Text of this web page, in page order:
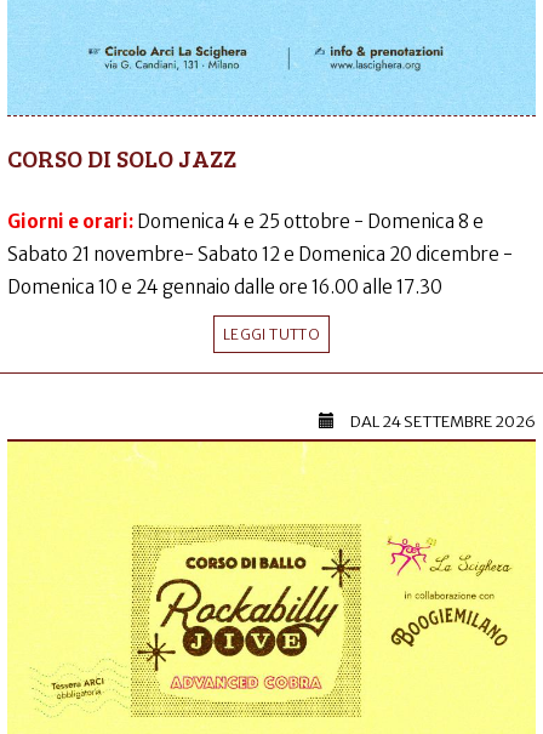
CORSO DI SOLO JAZZ
Giorni e orari: Domenica 4 e 25 ottobre - Domenica 8 e
Sabato 21 novembre- Sabato 12 e Domenica 20 dicembre -
Domenica 10 e 24 gennaio dalle ore 16.00 alle 17.30
LEGGI TUTTO
DAL24 SETTEMBRE 2026